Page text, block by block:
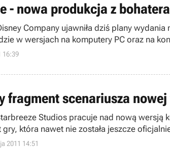
- nowa produkcja z
Company ujawniła dziś plany
w wersjach na komputery PC oraz na
16:39
fragment scenariusza
Studios pracuje nad nową
która nawet nie została jeszcze
2011 14:51